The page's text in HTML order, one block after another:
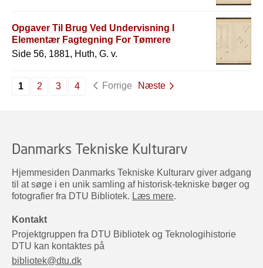
Opgaver Til Brug Ved Undervisning I
Elementær Fagtegning For Tømrere
Side 56, 1881, Huth, G. v.
1 2 3 4 Forrige Næste
Danmarks Tekniske Kulturarv
Hjemmesiden Danmarks Tekniske Kulturarv giver adgang
til at søge i en unik samling af historisk-tekniske bøger og
fotografier fra DTU Bibliotek. Læs mere.
Kontakt
Projektgruppen fra DTU Bibliotek og Teknologihistorie
DTU kan kontaktes på
bibliotek@dtu.dk